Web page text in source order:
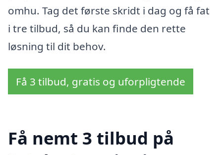
omhu. Tag det første skridt i dag og få fat
i tre tilbud, så du kan finde den rette
løsning til dit behov.
Få 3 tilbud, gratis og uforpligtende
Få nemt 3 tilbud på